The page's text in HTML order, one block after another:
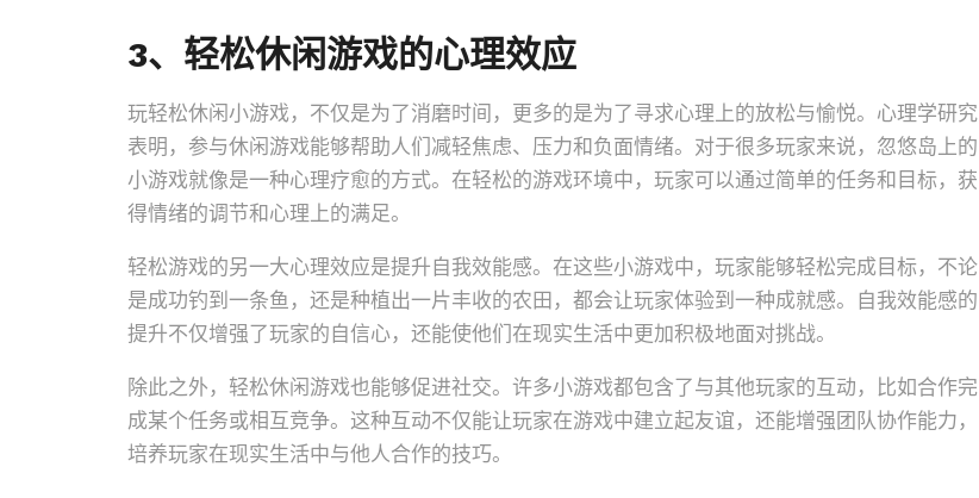
3、轻松休闲游戏的心理效应
玩轻松休闲小游戏，不仅是为了消磨时间，更多的是为了寻求心理上的放松与愉悦。心理学研究
表明，参与休闲游戏能够帮助人们减轻焦虑、压力和负面情绪。对于很多玩家来说，忽悠岛上的
小游戏就像是一种心理疗愈的方式。在轻松的游戏环境中，玩家可以通过简单的任务和目标，获
得情绪的调节和心理上的满足。
轻松游戏的另一大心理效应是提升自我效能感。在这些小游戏中，玩家能够轻松完成目标，不论
是成功钓到一条鱼，还是种植出一片丰收的农田，都会让玩家体验到一种成就感。自我效能感的
提升不仅增强了玩家的自信心，还能使他们在现实生活中更加积极地面对挑战。
除此之外，轻松休闲游戏也能够促进社交。许多小游戏都包含了与其他玩家的互动，比如合作完
成某个任务或相互竞争。这种互动不仅能让玩家在游戏中建立起友谊，还能增强团队协作能力，
培养玩家在现实生活中与他人合作的技巧。